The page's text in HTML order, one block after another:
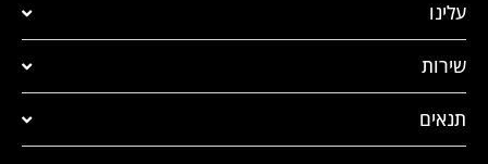
עלינו
שירות
תנאים